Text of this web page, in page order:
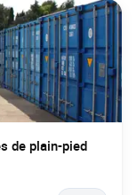
de plain-pied